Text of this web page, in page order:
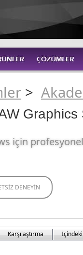
>
için profesyonel
DENEYİN
Karşılaştırma